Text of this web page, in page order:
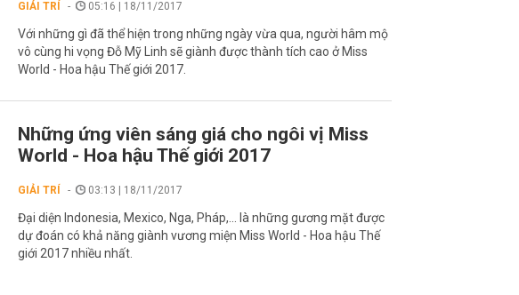
GIẢI TRÍ 05:16 | 18/11/2017
Với những gì đã thể hiện trong những ngày vừa qua, người hâm mộ
vô cùng hi vọng Đỗ Mỹ Linh sẽ giành được thành tích cao ở Miss
World - Hoa hậu Thế giới 2017.
Những ứng viên sáng giá cho ngôi vị Miss
World - Hoa hậu Thế giới 2017
GIẢI TRÍ 03:13 | 18/11/2017
Đại diện Indonesia, Mexico, Nga, Pháp,... là những gương mặt được
dự đoán có khả năng giành vương miện Miss World - Hoa hậu Thế
giới 2017 nhiều nhất.